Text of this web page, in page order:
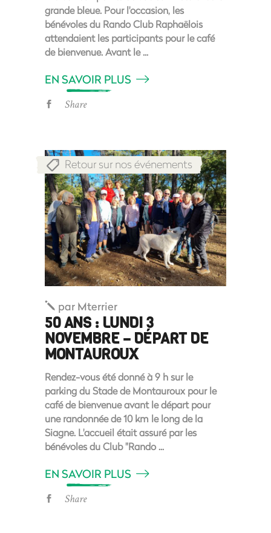
grande bleue. Pour l'occasion, les
bénévoles du Rando Club Raphaëlois
attendaient les participants pour le café
de bienvenue. Avant le
EN SAVOIR PLUS
Share
Retour sur nos événements
par Mterrier
50 ANS : LUNDI 3
NOVEMBRE – DÉPART DE
MONTAUROUX
Rendez-vous été donné à 9 h sur le
parking du Stade de Montauroux pour le
café de bienvenue avant le départ pour
une randonnée de 10 km le long de la
Siagne. L'accueil était assuré par les
bénévoles du Club "Rando
EN SAVOIR PLUS
Share